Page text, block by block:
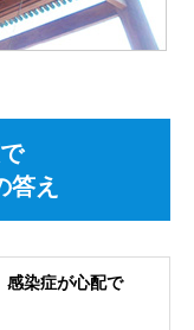
答え
感染症が心配で